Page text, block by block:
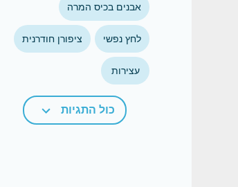
אבנים בכיס המרה
לחץ נפשי ציפורן חודרנית
עצירות
כול התגיות